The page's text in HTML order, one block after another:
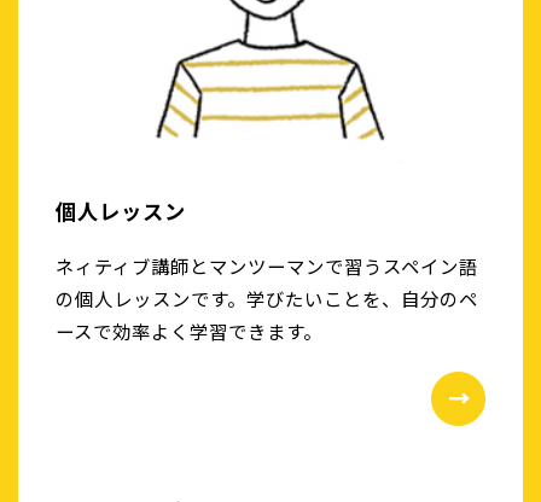
個人レッスン
ネィティブ講師とマンツーマンで習うスペイン語
の個人レッスンです。学びたいことを、自分のペ
ースで効率よく学習できます。